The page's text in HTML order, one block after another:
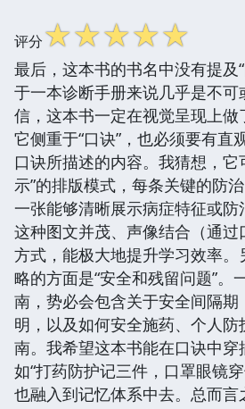
评分☆☆☆☆☆
最后，这本书的书名中没有提及
于一本诊断手册来说几乎是不
信，这本书一定在视觉呈现上
它侧重于“口诀”，也必须要有直
口诀所描述的内容。我猜想，它
示”的排版模式，每条关键的防
一张能够清晰展示病症特征或防
这种图文并茂、声像结合（通
方式，能极大地提升学习效率
略的方面是“安全和残留问题”。
南，势必会包含关于安全间隔
明，以及如何安全施药、个人
南。我希望这本书能在口诀中
如“打药防护记三件，口罩眼镜
也融入到记忆体系中去。总而